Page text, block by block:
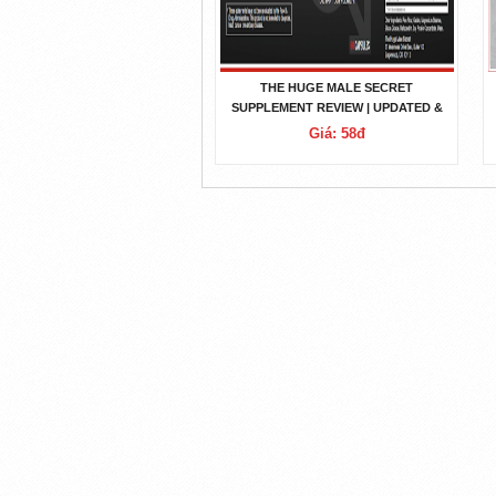
THE HUGE MALE SECRET
SUPPLEMENT REVIEW | UPDATED &
GUIDE 2020
Giá: 58đ